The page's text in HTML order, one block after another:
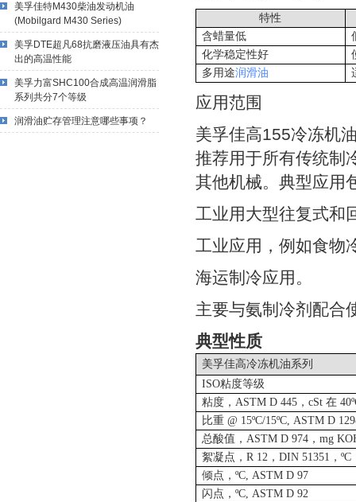
美孚佳特M430柴油发动机油
(Mobilgard M430 Series)
美孚DTE超凡68抗磨液压油具有杰
出的高温性能
美孚力富SHC100合成高温润滑脂
系列共分7个等级
润滑油贮存管理注意哪些事项？
特性
含蜡量低
化学稳定性好
多用途润滑油
应用范围
美孚佳高155冷冻机
推荐用于所有传统制
其他机械。典型应用
工业用大型往复式和
工业应用，例如食物
海运制冷应用。
主要与氨制冷剂配合
典型性质
美孚佳高冷冻机油系列
ISO粘度等级
粘度， ASTM D 445， cSt 在
比重 @ 15ºC/15ºC, ASTM D
总酸值， ASTM D 974， mg
絮凝点， R 12， DIN 51351 ， ºC
倾点， ºC, ASTM D 97
闪点， ºC, ASTM D 92